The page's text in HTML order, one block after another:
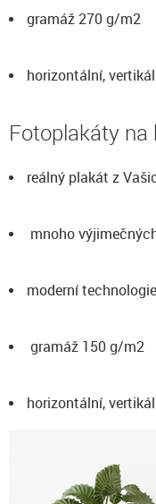
gramáž 270 g/m2
horizontální,
Fotoplakáty na
reálný plakát z
mnoho
moderní
gramáž 150 g/m2
horizontální,